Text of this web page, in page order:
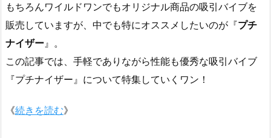
もちろんワイルドワンでもオリジナル商品の吸引バイブを
販売していますが、中でも特にオススメしたいのが『プチ
ナイザー』。
この記事では、手軽でありながら性能も優秀な吸引バイブ
『プチナイザー』について特集していくワン！
《続きを読む》